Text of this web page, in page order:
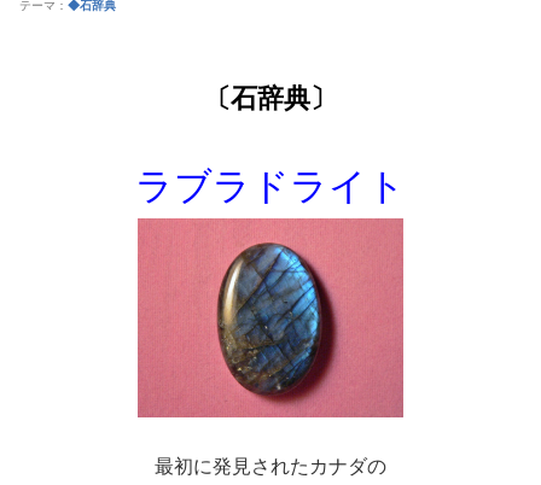
テーマ： ◆石辞典
〔石辞典〕
ラブラドライト
最初に発見されたカナダの